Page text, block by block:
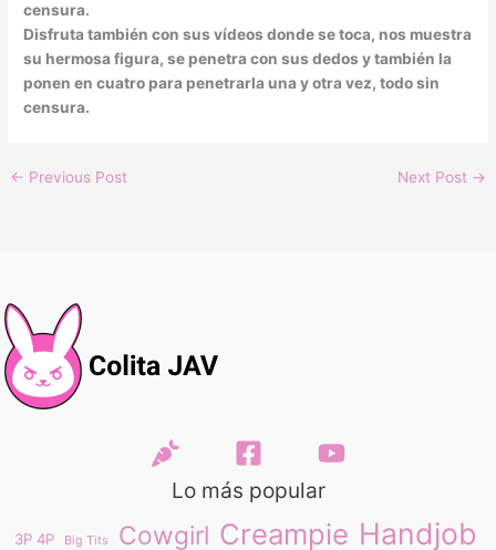
censura.
Disfruta también con sus vídeos donde se toca, nos muestra
su hermosa figura, se penetra con sus dedos y también la
ponen en cuatro para penetrarla una y otra vez, todo sin
censura.
← Previous Post Next Post →
Lo más popular
3P 4P Big Tits Cowgirl Creampie Handjob